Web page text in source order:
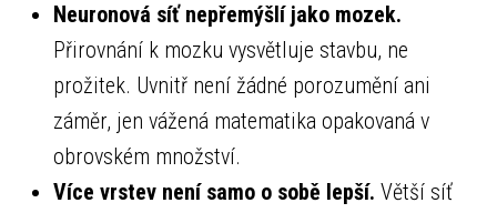
Neuronová síť nepřemýšlí jako mozek.
Přirovnání k mozku vysvětluje stavbu, ne
prožitek. Uvnitř není žádné porozumění ani
záměr, jen vážená matematika opakovaná v
obrovském množství.
Více vrstev není samo o sobě lepší. Větší síť